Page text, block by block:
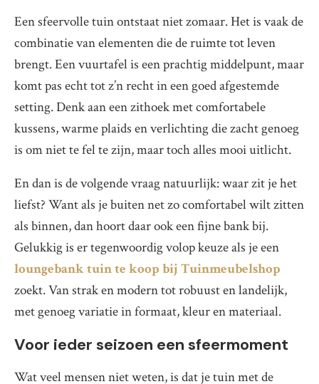
Een sfeervolle tuin ontstaat niet zomaar. Het is vaak de
combinatie van elementen die de ruimte tot leven
brengt. Een vuurtafel is een prachtig middelpunt, maar
komt pas echt tot z’n recht in een goed afgestemde
setting. Denk aan een zithoek met comfortabele
kussens, warme plaids en verlichting die zacht genoeg
is om niet te fel te zijn, maar toch alles mooi uitlicht.
En dan is de volgende vraag natuurlijk: waar zit je het
liefst? Want als je buiten net zo comfortabel wilt zitten
als binnen, dan hoort daar ook een fijne bank bij.
Gelukkig is er tegenwoordig volop keuze als je een
loungebank tuin te koop bij Tuinmeubelshop
zoekt. Van strak en modern tot robuust en landelijk,
met genoeg variatie in formaat, kleur en materiaal.
Voor ieder seizoen een sfeermoment
Wat veel mensen niet weten, is dat je tuin met de